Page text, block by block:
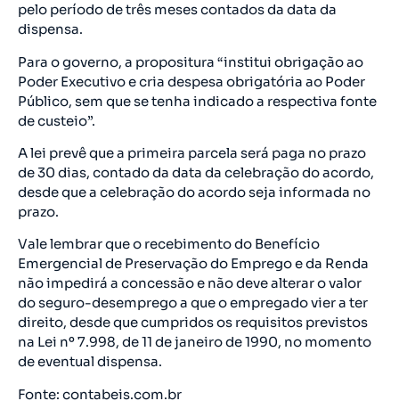
pelo período de três meses contados da data da
dispensa.
Para o governo, a propositura “institui obrigação ao
Poder Executivo e cria despesa obrigatória ao Poder
Público, sem que se tenha indicado a respectiva fonte
de custeio”.
A lei prevê que a primeira parcela será paga no prazo
de 30 dias, contado da data da celebração do acordo,
desde que a celebração do acordo seja informada no
prazo.
Vale lembrar que o recebimento do Benefício
Emergencial de Preservação do Emprego e da Renda
não impedirá a concessão e não deve alterar o valor
do seguro-desemprego a que o empregado vier a ter
direito, desde que cumpridos os requisitos previstos
na Lei nº 7.998, de 11 de janeiro de 1990, no momento
de eventual dispensa.
Fonte: contabeis.com.br